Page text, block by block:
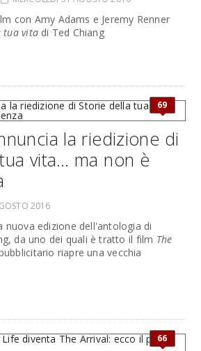
con Amy Adams e Jeremy Renner
tua vitadi Ted Chiang
69
la riedizione di
vita… ma non è
2016
nuova edizione dell'antologia di
da uno dei quali è tratto il film The
riapre una vecchia
66